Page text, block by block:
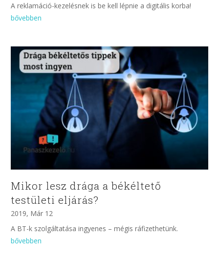
A reklamáció-kezelésnek is be kell lépnie a digitális korba!
bővebben
Mikor lesz drága a békéltető
testületi eljárás?
2019, Már 12
A BT-k szolgáltatása ingyenes – mégis ráfizethetünk.
bővebben